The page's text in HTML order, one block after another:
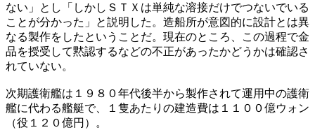
ない」とし「しかしＳＴＸは単純な溶接だけでつないでいる
ことが分かった」と説明した。造船所が意図的に設計とは異
なる製作をしたということだ。現在のところ、この過程で金
品を授受して黙認するなどの不正があったかどうかは確認さ
れていない。
次期護衛艦は１９８０年代後半から製作されて運用中の護衛
艦に代わる艦艇で、１隻あたりの建造費は１１００億ウォン
（役１２０億円）。